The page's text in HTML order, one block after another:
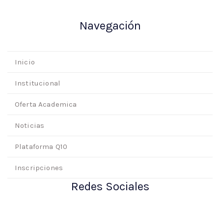
Navegación
Inicio
Institucional
Oferta Academica
Noticias
Plataforma Q10
Inscripciones
Redes Sociales